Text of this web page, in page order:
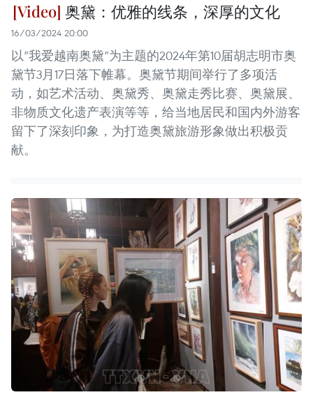
奥黛：优雅的线条，深厚的文化
16/03/2024 20:00
以“我爱越南奥黛”为主题的2024年第10届胡志明市奥
黛节3月17日落下帷幕。奥黛节期间举行了多项活
动，如艺术活动、奥黛秀、奥黛走秀比赛、奥黛展、
非物质文化遗产表演等等，给当地居民和国内外游客
留下了深刻印象，为打造奥黛旅游形象做出积极贡
献。